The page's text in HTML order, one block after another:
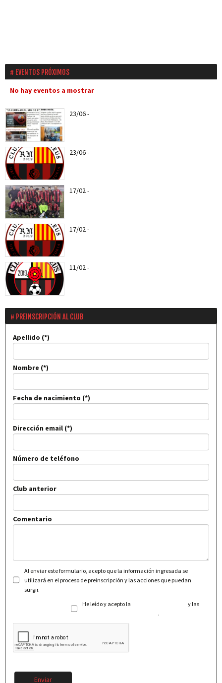
EVENTOS PRÓXIMOS
No hay eventos a mostrar
23/06-
23/06-
17/02-
17/02-
11/02-
PREINSCRIPCIÓN AL CLUB
Apellido
Nombre
Fecha de nacimiento
Dirección email
Número de teléfono
Club anterior
Comentario
Al enviar este formulario, acepto que la información ingresada se
utilizará en el proceso de preinscripción y las acciones que puedan
surgir.
He leído y acepto la
y las
.
Enviar